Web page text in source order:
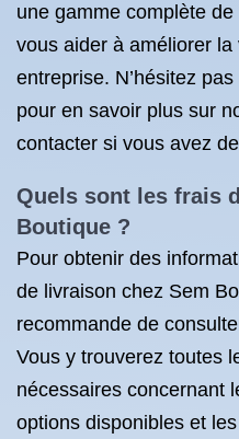
une gamme complète
vous aider à améliorer
entreprise. N’hésitez
pour en savoir plus sur
contacter si vous avez
Quels sont les frais
Boutique ?
Pour obtenir des
de livraison chez Sem
recommande de
Vous y trouverez toutes
nécessaires concernant
options disponibles et